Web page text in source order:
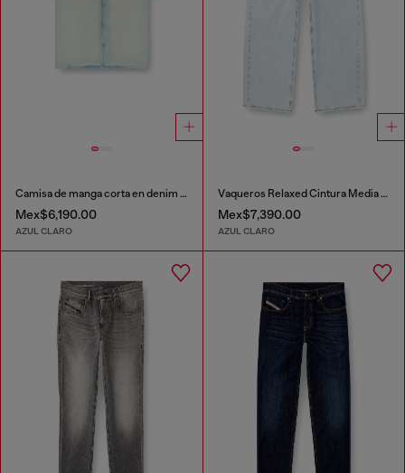
Camisa de manga corta en denim fluido con lavado oscuro
Mex$6,190.00
AZUL CLARO
Vaqueros Relaxed Cintura Media 1997 D-Enim-M
Mex$7,390.00
AZUL CLARO